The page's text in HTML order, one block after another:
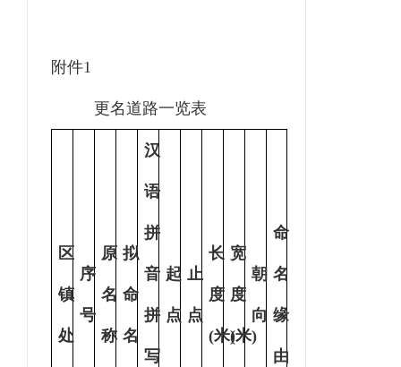
附件1
更名道路一览表
区
镇
处
序
号
原
名
称
拟
命
名
汉
语
拼
音
拼
写
起
点
止
点
长
度
(米)
宽
度
(米)
朝
向
命
名
缘
由